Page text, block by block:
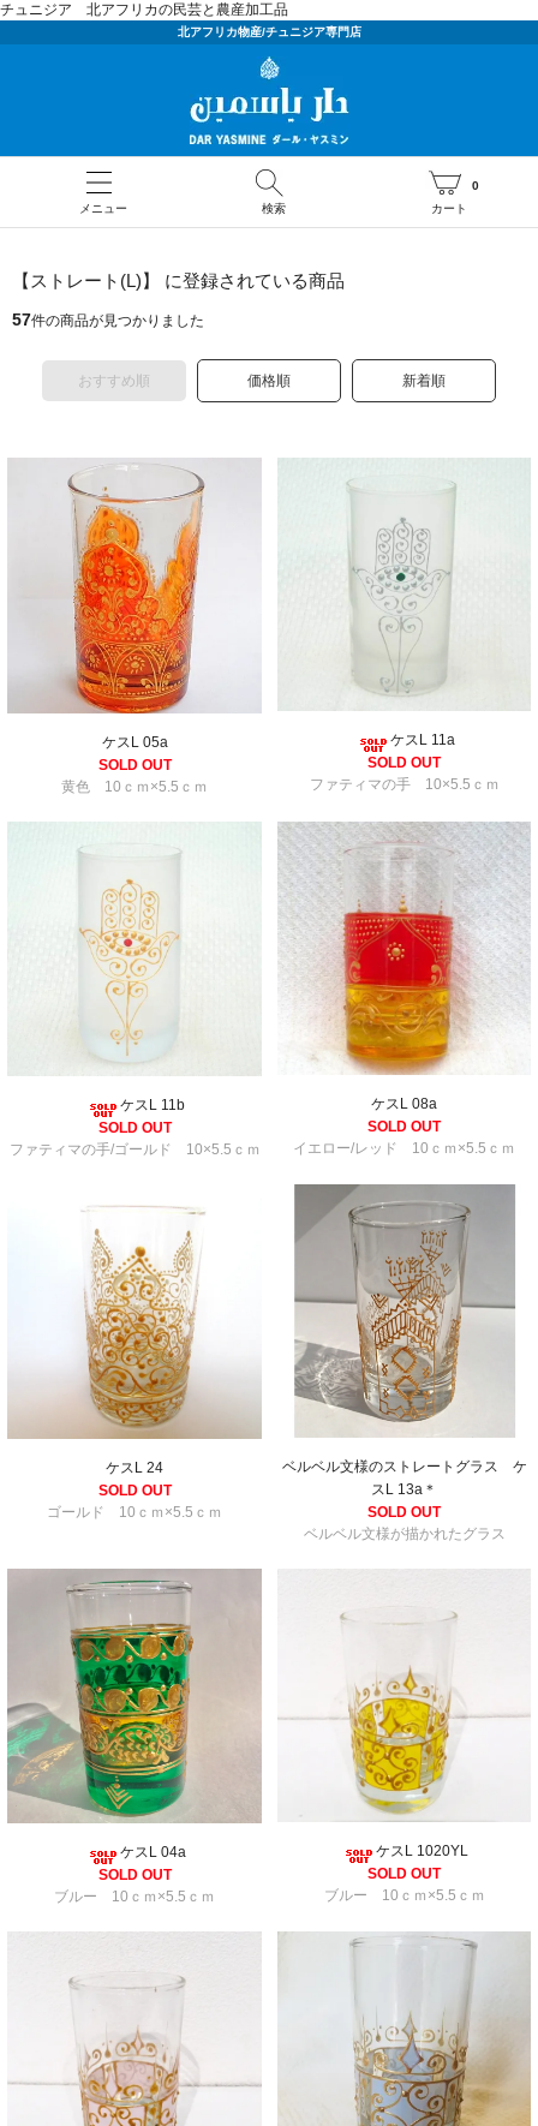
チュニジア 北アフリカの民芸と農産加工品
北アフリカ物産/チュニジア専門店
メニュー 検索 カート
0
【ストレート(L)】 に登録されている商品
57件の商品が見つかりました
おすすめ順 価格順 新着順
ケスL 05a
SOLD OUT
黄色 10ｃｍ×5.5ｃｍ
ケスL 11a
SOLD OUT
ファティマの手 10×5.5ｃｍ
ケスL 11b
SOLD OUT
ファティマの手/ゴールド 10×5.5ｃｍ
ケスL 08a
SOLD OUT
イエロー/レッド 10ｃｍ×5.5ｃｍ
ケスL 24
SOLD OUT
ゴールド 10ｃｍ×5.5ｃｍ
ベルベル文様のストレートグラス ケ
スL 13a＊
SOLD OUT
ベルベル文様が描かれたグラス
ケスL 04a
SOLD OUT
ブルー 10ｃｍ×5.5ｃｍ
ケスL 1020YL
SOLD OUT
ブルー 10ｃｍ×5.5ｃｍ